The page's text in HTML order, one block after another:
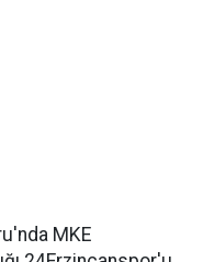
MKE